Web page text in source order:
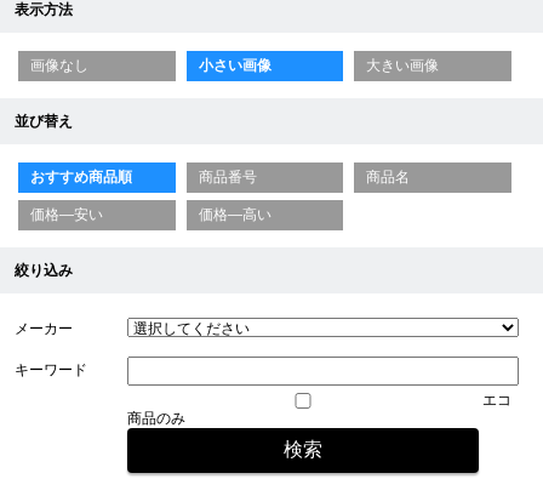
表示方法
画像なし 小さい画像 大きい画像
並び替え
おすすめ商品順 商品番号 商品名
価格—安い 価格—高い
絞り込み
メーカー
キーワード
エコ
商品のみ